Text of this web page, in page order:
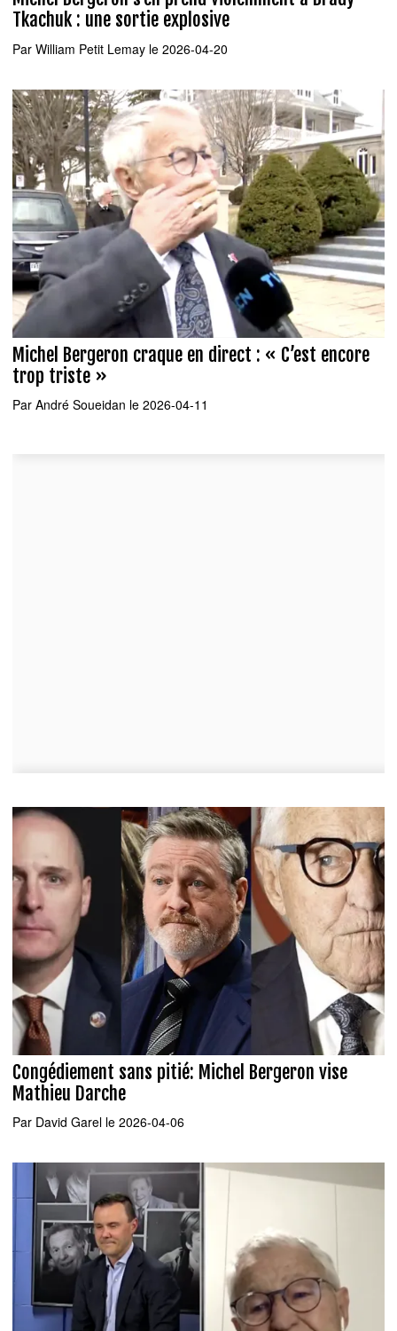
Tkachuk : une sortie explosive
Par William Petit Lemay le 2026-04-20
Michel Bergeron craque en direct : « C’est encore
trop triste »
Par André Soueidan le 2026-04-11
Congédiement sans pitié: Michel Bergeron vise
Mathieu Darche
Par David Garel le 2026-04-06